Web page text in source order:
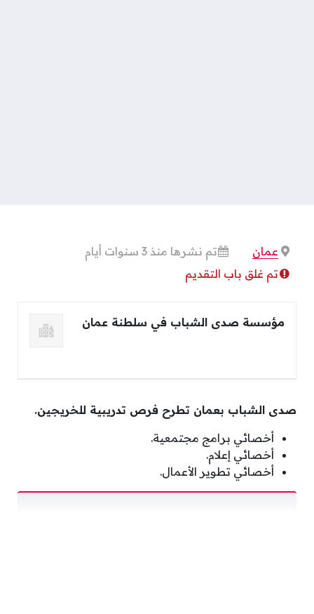
عمان
تم نشرها منذ 3 سنوات أيام
تم غلق باب التقديم
مؤسسة صدى الشباب في سلطنة عمان
صدى الشباب بعمان تطرح فرص تدريبية للخريجين.
أخصائي برامج مجتمعية.
أخصائي إعلام‏.
أخصائي تطوير الأعمال.